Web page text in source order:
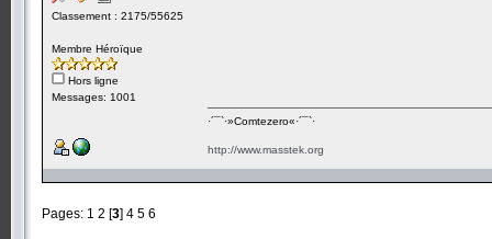
Classement : 2175/55625
Membre Héroïque
Hors ligne
Messages: 1001
·´¯`·­»Comtezero«­·´¯`·
http://www.masstek.org
Pages: 1 2 [3] 4 5 6